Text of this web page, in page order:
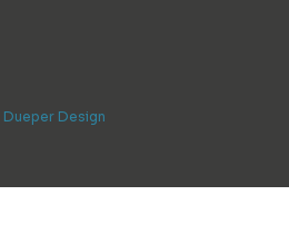
Dueper Design